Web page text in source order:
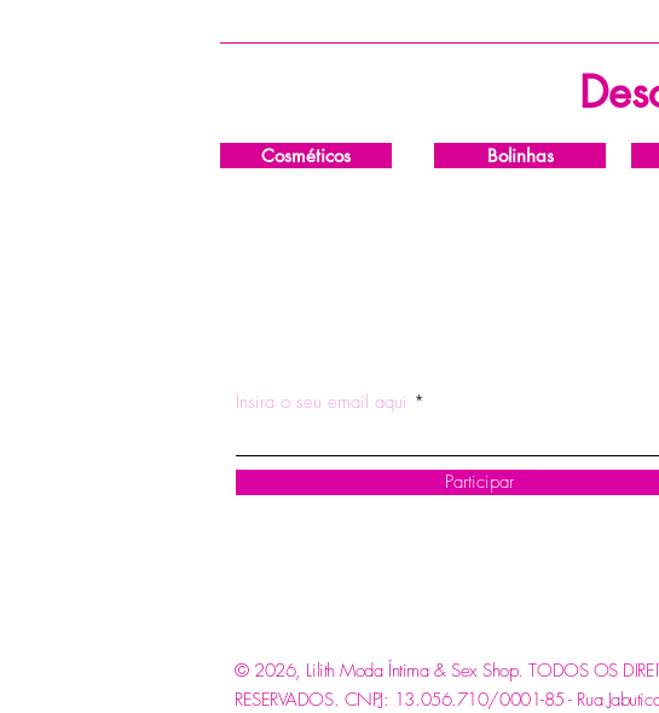
Cosméticos Bolinhas
Insira o seu email aqui
Participar
© 2026, Lilith Moda Íntima & Sex Shop. TODOS OS
RESERVADOS. CNPJ: 13.056.710/0001-85 - Rua